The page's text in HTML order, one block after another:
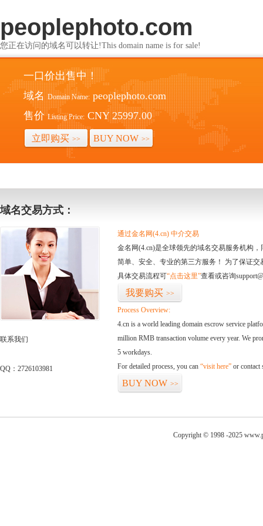
peoplephoto.com
您正在访问的域名可以转让!This domain name is for sale!
一口价出售中！
域名 Domain Name: peoplephoto.com
售价 Listing Price: CNY 25997.00
立即购买 >> BUY NOW >>
域名交易方式：
联系我们
QQ：2726103981
通过金名网(4.cn) 中介交易
金名网(4.cn)是全球领先的域名交易服务机构
简单、安全、专业的第三方服务！ 为了保证
具体交易流程可“点击这里”查看或咨询
我要购买 >>
Process Overview:
4.cn is a world leading domain escrow service
million RMB transaction volume every year. We
5 workdays.
For detailed process, you can “visit here” or contact
BUY NOW >>
Copyright © 1998 -2025